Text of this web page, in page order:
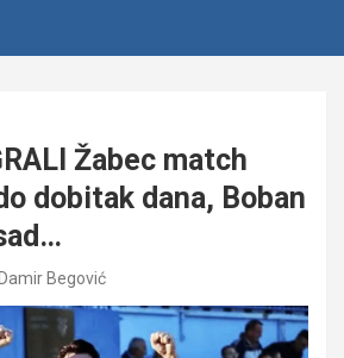
Žabec match
dobitak dana, Boban
Begović